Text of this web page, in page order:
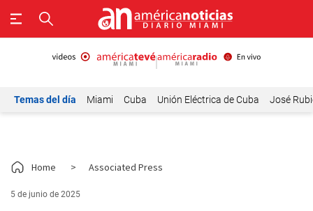
Temas del día Miami Cuba Unión Eléctrica de Cuba José
Home > Associated Press
5 de junio de 2025